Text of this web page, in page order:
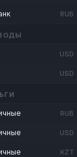
RUB
USD
USD
RUB
USD
KZT